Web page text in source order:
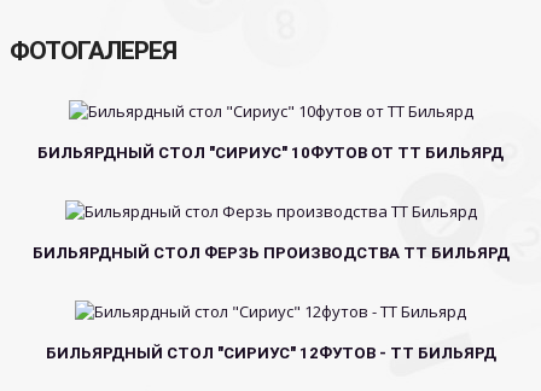
ФОТОГАЛЕРЕЯ
БИЛЬЯРДНЫЙ СТОЛ "СИРИУС" 10ФУТОВ ОТ ТТ БИЛЬЯРД
БИЛЬЯРДНЫЙ СТОЛ ФЕРЗЬ ПРОИЗВОДСТВА ТТ БИЛЬЯРД
БИЛЬЯРДНЫЙ СТОЛ "СИРИУС" 12ФУТОВ - ТТ БИЛЬЯРД